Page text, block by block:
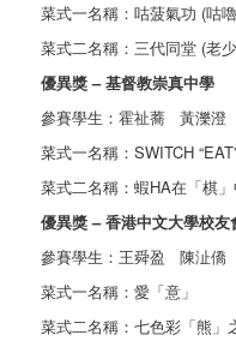
菜式一名稱：咕菠氣功 (咕
菜式二名稱：三代同堂 (老
優異獎 – 基督教崇真中學
參賽學生：霍祉蕎 黃濼
菜式一名稱：SWITCH
菜式二名稱：蝦HA在「棋
優異獎 – 香港中文大學校
參賽學生：王舜盈 陳沚
菜式一名稱：愛「意」
菜式二名稱：七色彩「熊」